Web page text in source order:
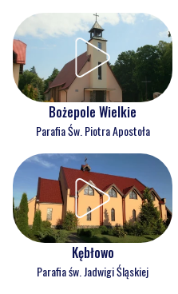
Bożepole Wielkie
Parafia Św. Piotra Apostoła
Kębłowo
Parafia św. Jadwigi Śląskiej